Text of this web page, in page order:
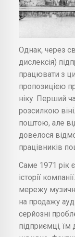
Однак, через
дислексія)
працювати з
пропозицією
ніку. Перший
розсилкою
поштою, але
довелося
працівників
Саме 1971 рік
історії
мережу
на продажу
серйозні
підприємці, їм